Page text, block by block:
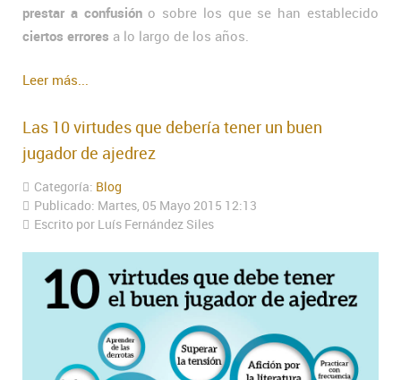
prestar a confusióno sobre los que se han establecido
ciertos errores a lo largo de los años.
Leer más...
Las 10 virtudes que debería tener un buen
jugador de ajedrez
Categoría: Blog
Publicado: Martes, 05 Mayo 2015 12:13
Escrito por Luís Fernández Siles